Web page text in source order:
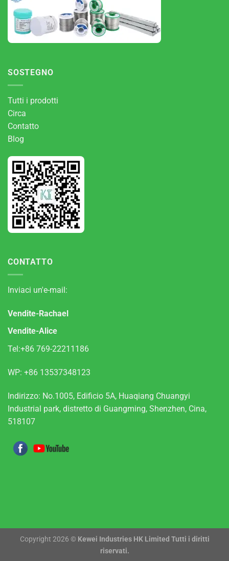
SOSTEGNO
Tutti i prodotti
Circa
Contatto
Blog
CONTATTO
Inviaci un'e-mail:
Vendite-Rachael
Vendite-Alice
Tel:+86 769-22211186
WP: +86 13537348123
Indirizzo: No.1005, Edificio 5A, Huaqiang Chuangyi
Industrial park, distretto di Guangming, Shenzhen, Cina,
518107
Copyright 2026 © Kewei Industries HK Limited Tutti i diritti
riservati.